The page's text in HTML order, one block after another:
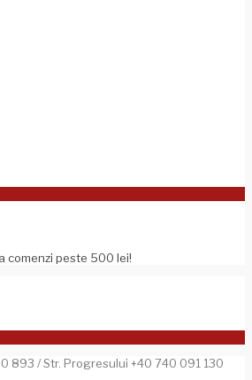
comenzi peste 500 lei!
893 / Str. Progresului +40 740 091 130